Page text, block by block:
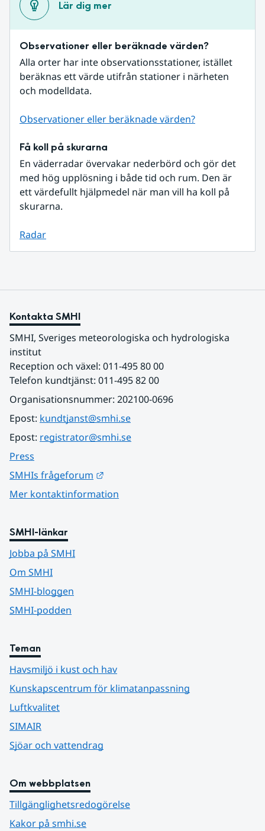
Lär dig mer
Observationer eller beräknade värden?
Alla orter har inte observationsstationer, istället
beräknas ett värde utifrån stationer i närheten
och modelldata.
Observationer eller beräknade värden?
Få koll på skurarna
En väderradar övervakar nederbörd och gör det
med hög upplösning i både tid och rum. Den är
ett värdefullt hjälpmedel när man vill ha koll på
skurarna.
Radar
Kontakta SMHI
SMHI, Sveriges meteorologiska och hydrologiska
institut
Reception och växel: 011-495 80 00
Telefon kundtjänst: 011-495 82 00
Organisationsnummer: 202100-0696
Epost: kundtjanst@smhi.se
Epost: registrator@smhi.se
Press
SMHIs frågeforum
Mer kontaktinformation
SMHI-länkar
Jobba på SMHI
Om SMHI
SMHI-bloggen
SMHI-podden
Teman
Havsmiljö i kust och hav
Kunskapscentrum för klimatanpassning
Luftkvalitet
SIMAIR
Sjöar och vattendrag
Om webbplatsen
Tillgänglighetsredogörelse
Kakor på smhi.se